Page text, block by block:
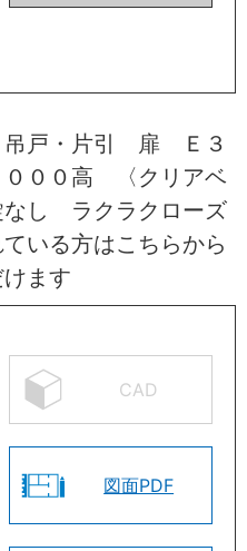
戸・片引 扉 Ｅ３
００高 〈クリアベ
し ラクラクローズ
いる方はこちらから
ます
CAD
図面PDF